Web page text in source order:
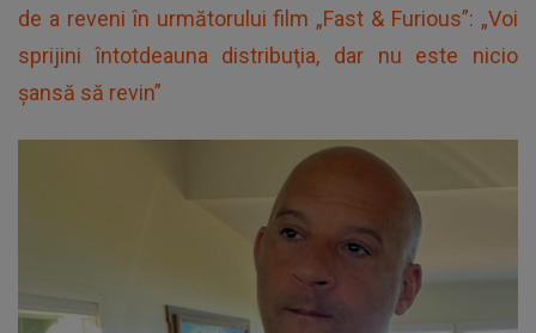
de a reveni în următorului film „Fast & Furious”: „Voi
sprijini întotdeauna distribuţia, dar nu este nicio
şansă să revin”